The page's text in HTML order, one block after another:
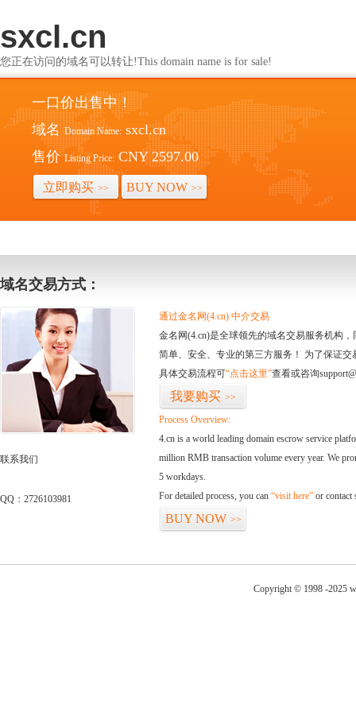
sxcl.cn
您正在访问的域名可以转让!This domain name is for sale!
一口价出售中！
域名 Domain Name: sxcl.cn
售价 Listing Price: CNY 2597.00
立即购买 >> BUY NOW >>
域名交易方式：
联系我们
QQ：2726103981
通过金名网(4.cn) 中介交易
金名网(4.cn)是全球领先的域名交易服务机构
简单、安全、专业的第三方服务！ 为了保证
具体交易流程可“点击这里”查看或咨询
我要购买 >>
Process Overview:
4.cn is a world leading domain escrow service
million RMB transaction volume every year. We
5 workdays.
For detailed process, you can “visit here” or contact
BUY NOW >>
Copyright © 1998 -2025